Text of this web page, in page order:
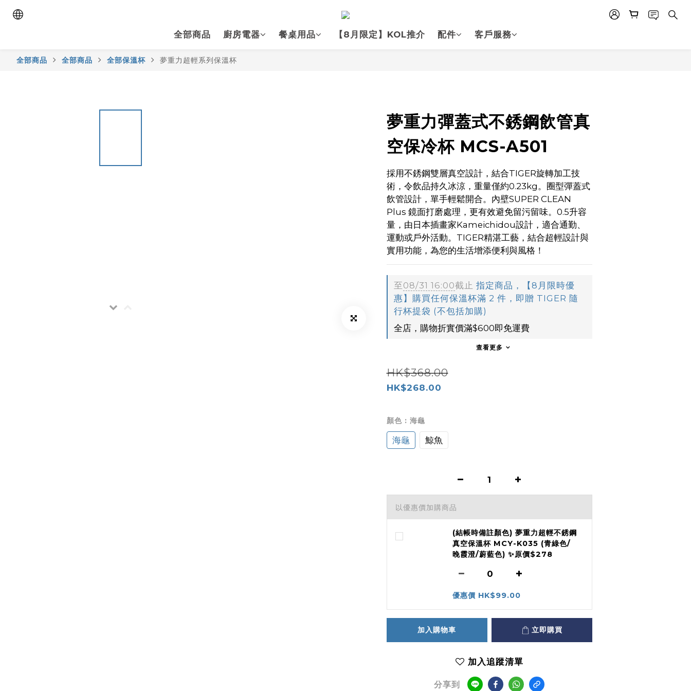
全部商品 廚房電器 餐桌用品 【8月限定】KOL推介 配件 客戶服務
全部商品 全部商品 全部保溫杯 夢重力超輕系列保溫杯
夢重力彈蓋式不銹鋼飲管真
空保冷杯 MCS-A501
採用不銹鋼雙層真空設計，結合TIGER旋轉加工技
術，令飲品持久冰涼，重量僅約0.23kg。圈型彈蓋式
飲管設計，單手輕鬆開合。內壁SUPER CLEAN
Plus 鏡面打磨處理，更有效避免留污留味。0.5升容
量，由日本插畫家Kameichidou設計，適合通勤、
運動或戶外活動。TIGER精湛工藝，結合超輕設計與
實用功能，為您的生活增添便利與風格！
至08/31 16:00截止 指定商品，【8月限時優
惠】購買任何保溫杯滿 2 件，即贈 TIGER 隨
行杯提袋 (不包括加購)
全店，購物折實價滿$600即免運費
查看更多
HK$368.00
HK$268.00
顏色 : 海龜
海龜 鯨魚
以優惠價加購商品
(結帳時備註顏色) 夢重力超輕不銹鋼
真空保溫杯 MCY-K035 (青綠色/
晚霞澄/蔚藍色) ✨原價$278
優惠價 HK$99.00
加入購物車 立即購買
加入追蹤清單
分享到